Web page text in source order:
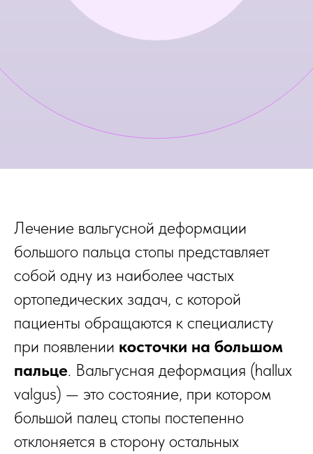
Лечение вальгусной деформации
большого пальца стопы представляет
собой одну из наиболее частых
ортопедических задач, с которой
пациенты обращаются к специалисту
при появлении косточки на большом
пальце. Вальгусная деформация (hallux
valgus) — это состояние, при котором
большой палец стопы постепенно
отклоняется в сторону остальных